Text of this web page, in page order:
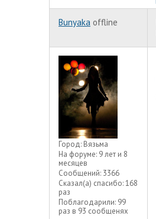
Bunyaka offline
Город: Вязьма
На форуме: 9 лет и 8
месяцев
Сообщений: 3366
Сказал(а) спасибо:168
раз
Поблагодарили: 99
раз в 93 сообщенях